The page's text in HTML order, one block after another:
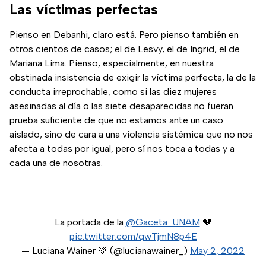
Las víctimas perfectas
Pienso en Debanhi, claro está. Pero pienso también en
otros cientos de casos; el de Lesvy, el de Ingrid, el de
Mariana Lima. Pienso, especialmente, en nuestra
obstinada insistencia de exigir la víctima perfecta, la de la
conducta irreprochable, como si las diez mujeres
asesinadas al día o las siete desaparecidas no fueran
prueba suficiente de que no estamos ante un caso
aislado, sino de cara a una violencia sistémica que no nos
afecta a todas por igual, pero sí nos toca a todas y a
cada una de nosotras.
La portada de la @Gaceta_UNAM 💔
pic.twitter.com/qwTjmN8p4E
— Luciana Wainer 💚 (@lucianawainer_) May 2, 2022